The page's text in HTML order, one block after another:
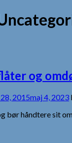
og
2015maj 4, 2023
bør håndtere sit